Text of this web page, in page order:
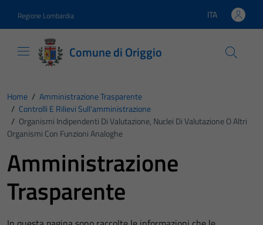
Regione Lombardia Lingua attiva:
ITA
Comune di Origgio
Home / Amministrazione Trasparente
/ Controlli E Rilievi Sull'amministrazione
/ Organismi Indipendenti Di Valutazione, Nuclei Di Valutazione O Altri
Organismi Con Funzioni Analoghe
Amministrazione
Trasparente